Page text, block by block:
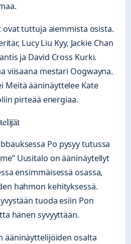
ovat tuttuja aiemmista osista.
Lucy Liu Kyy, Jackie Chan
ja David Cross Kurki.
viisaana mestari Oogwayna.
Meitä ääninäyttelee Kate
pirteää energiaa.
Po pysyy tutussa
Uusitalo on ääninäytellyt
ensimmäisessä osassa,
hahmon kehityksessä.
tuoda esiin Pon
hänen syvyyttään.
ääninäyttelijöiden osalta